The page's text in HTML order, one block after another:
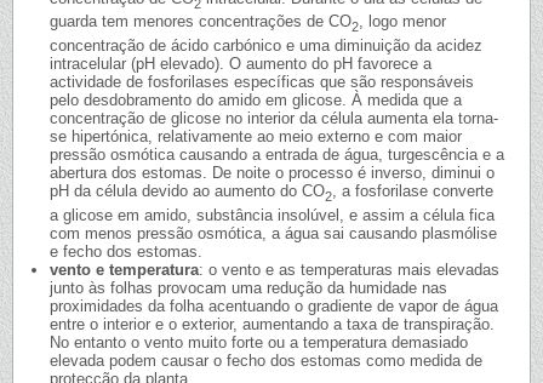
guarda tem menores concentrações de CO2, logo menor
concentração de ácido carbónico e uma diminuição da acidez
intracelular (pH elevado). O aumento do pH favorece a
actividade de fosforilases específicas que são responsáveis
pelo desdobramento do amido em glicose. À medida que a
concentração de glicose no interior da célula aumenta ela torna-
se hipertónica, relativamente ao meio externo e com maior
pressão osmótica causando a entrada de água, turgescência e a
abertura dos estomas. De noite o processo é inverso, diminui o
pH da célula devido ao aumento do CO2
, a fosforilase converte
a glicose em amido, substância insolúvel, e assim a célula fica
com menos pressão osmótica, a água sai causando plasmólise
e fecho dos estomas.
vento e temperatura: o vento e as temperaturas mais elevadas
junto às folhas provocam uma redução da humidade nas
proximidades da folha acentuando o gradiente de vapor de água
entre o interior e o exterior, aumentando a taxa de transpiração.
No entanto o vento muito forte ou a temperatura demasiado
elevada podem causar o fecho dos estomas como medida de
protecção da planta.